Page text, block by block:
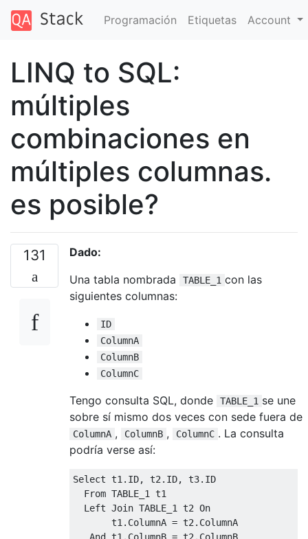
Programación Etiquetas Account
LINQ to SQL:
múltiples
combinaciones en
múltiples columnas.
es posible?
131
Dado:
Una tabla nombrada
TABLE_1 con las
siguientes columnas:
ID
ColumnA
ColumnB
ColumnC
Tengo consulta SQL, donde TABLE_1 se une
sobre sí mismo dos veces con sede fuera de
ColumnA , ColumnB , ColumnC . La consulta
podría verse así:
Select t1 . ID, t2 . ID, t3. ID
From TABLE_1 t1
Left Join TABLE_1 t2 On
       t1
. ColumnA = t2 . ColumnA
And t1 . ColumnB = t2 . ColumnB